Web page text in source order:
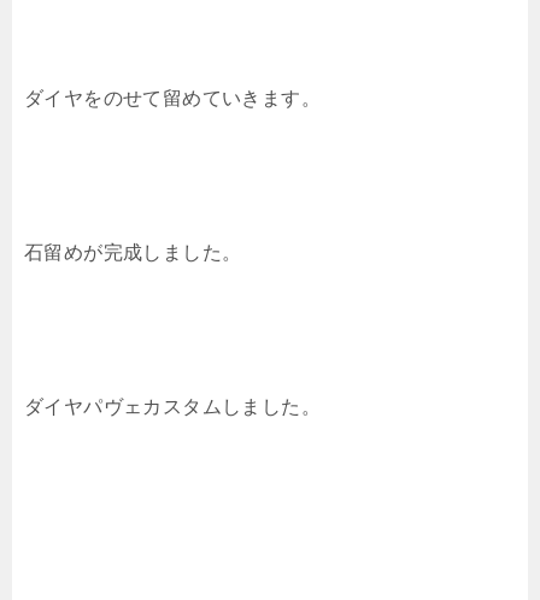
ダイヤをのせて留めていきます。
石留めが完成しました。
ダイヤパヴェカスタムしました。